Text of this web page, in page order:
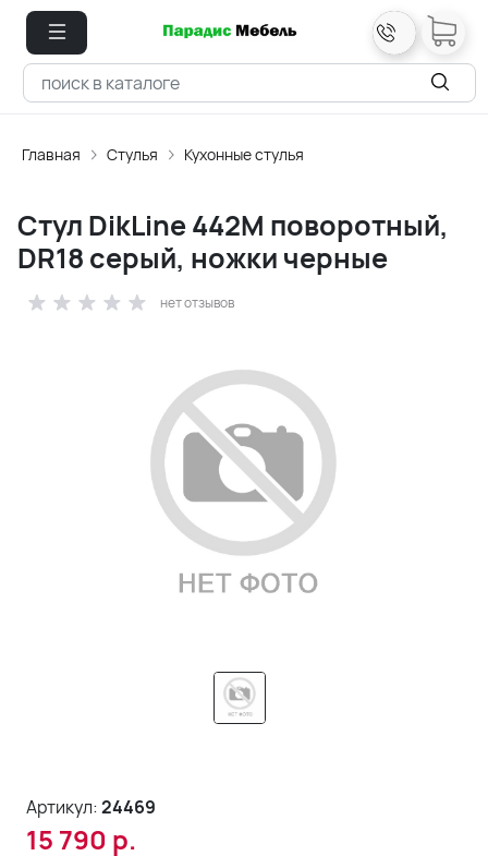
Главная Стулья Кухонные стулья
Стул DikLine 442М поворотный,
DR18 серый, ножки черные
нет отзывов
Артикул:24469
15 790 р.